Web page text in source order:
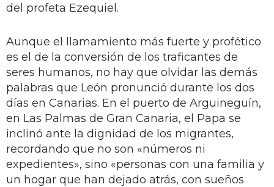
del profeta Ezequiel.
Aunque el llamamiento más fuerte y profético
es el de la conversión de los traficantes de
seres humanos, no hay que olvidar las demás
palabras que León pronunció durante los dos
días en Canarias. En el puerto de Arguineguín,
en Las Palmas de Gran Canaria, el Papa se
inclinó ante la dignidad de los migrantes,
recordando que no son «números ni
expedientes», sino «personas con una familia y
un hogar que han dejado atrás, con sueños